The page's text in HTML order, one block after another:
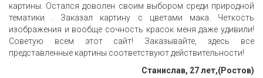
картины. Остался доволен своим выбором среди природной
тематики . Заказал картину с цветами мака. Четкость
изображения и вообще сочность красок меня даже удивили!
Советую всем этот сайт! Заказывайте, здесь все
представленные картины соответствуют действительности!
Станислав, 27 лет,(Ростов)